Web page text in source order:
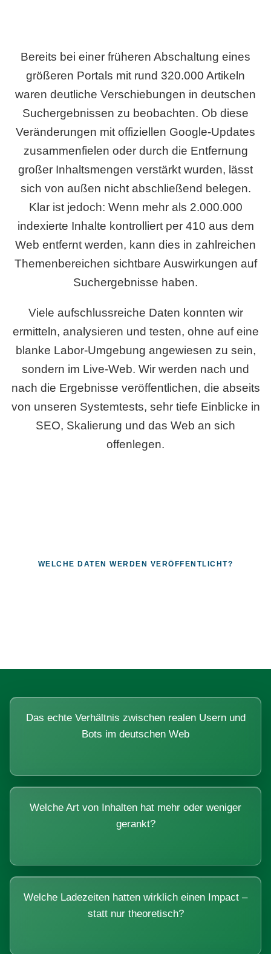
Bereits bei einer früheren Abschaltung eines
größeren Portals mit rund 320.000 Artikeln
waren deutliche Verschiebungen in deutschen
Suchergebnissen zu beobachten. Ob diese
Veränderungen mit offiziellen Google-Updates
zusammenfielen oder durch die Entfernung
großer Inhaltsmengen verstärkt wurden, lässt
sich von außen nicht abschließend belegen.
Klar ist jedoch: Wenn mehr als 2.000.000
indexierte Inhalte kontrolliert per 410 aus dem
Web entfernt werden, kann dies in zahlreichen
Themenbereichen sichtbare Auswirkungen auf
Suchergebnisse haben.
Viele aufschlussreiche Daten konnten wir
ermitteln, analysieren und testen, ohne auf eine
blanke Labor-Umgebung angewiesen zu sein,
sondern im Live-Web. Wir werden nach und
nach die Ergebnisse veröffentlichen, die abseits
von unseren Systemtests, sehr tiefe Einblicke in
SEO, Skalierung und das Web an sich
offenlegen.
WELCHE DATEN WERDEN VERÖFFENTLICHT?
Das echte Verhältnis zwischen realen Usern und
Bots im deutschen Web
Welche Art von Inhalten hat mehr oder weniger
gerankt?
Welche Ladezeiten hatten wirklich einen Impact –
statt nur theoretisch?